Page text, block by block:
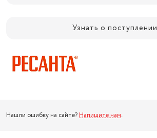
Узнать о поступлении
Нашли ошибку на сайте? Напишите нам.